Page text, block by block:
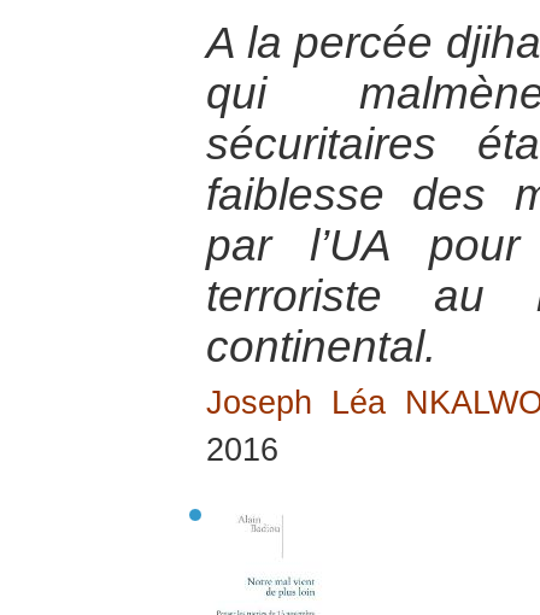
A la percée
qui
sécuritaires
faiblesse des
par l’UA
terroriste au
continental.
Joseph Léa
2016